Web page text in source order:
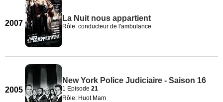
2007
La Nuit nous appartient
Rôle: conducteur de l'ambulance
2005
New York Police Judiciaire - Saison 16
1 Episode 21
Rôle: Huot Mam